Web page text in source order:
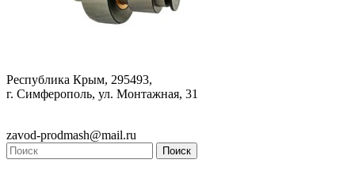
Республика Крым, 295493,
г. Симферополь, ул. Монтажная, 31
zavod-prodmash@mail.ru